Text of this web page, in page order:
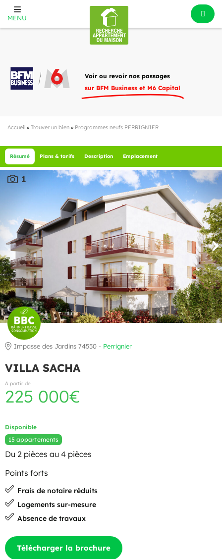
MENU
Voir ou revoir nos passages
sur BFM Business et M6 Capital
Accueil » Trouver un bien » Programmes neufs PERRIGNIER
Résumé Plans & tarifs Description Emplacement
1
Impasse des Jardins 74550 - Perrignier
VILLA SACHA
À partir de
225 000€
Disponible
15 appartements
Du 2 pièces au 4 pièces
Points forts
Frais de notaire réduits
Logements sur-mesure
Absence de travaux
Télécharger la brochure